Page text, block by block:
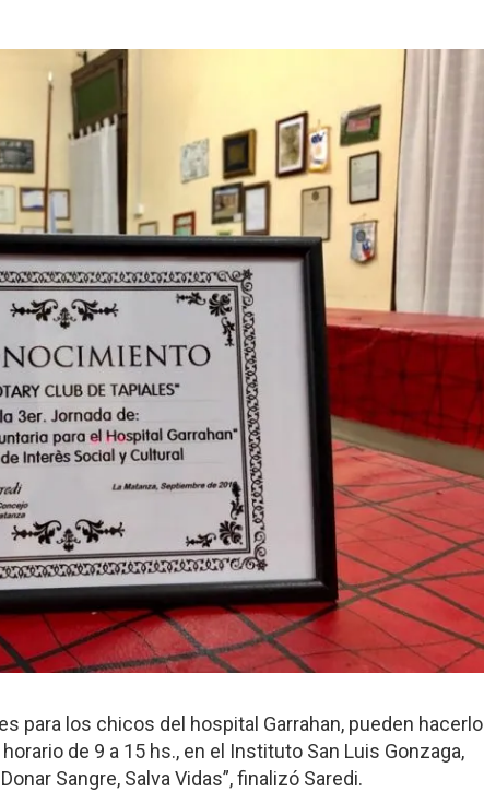
para los chicos del hospital Garrahan, pueden hacerlo
de 9 a 15 hs., en el Instituto San Luis Gonzaga,
Sangre, Salva Vidas”, finalizó Saredi.